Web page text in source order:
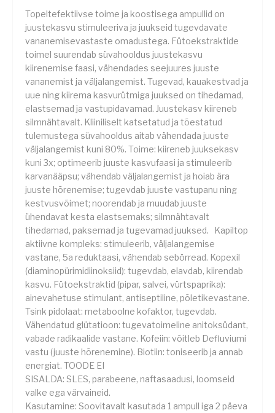
Topeltefektiivse toime ja koostisega ampullid on
juustekasvu stimuleeriva ja juukseid tugevdavate
vananemisevastaste omadustega. Fütoekstraktide
toimel suurendab süvahooldus juustekasvu
kiirenemise faasi, vähendades seejuures juuste
vananemist ja väljalangemist. Tugevad, kauakestvad ja
uue ning kiirema kasvurütmiga juuksed on tihedamad,
elastsemad ja vastupidavamad. Juustekasv kiireneb
silmnähtavalt. Kliiniliselt katsetatud ja tõestatud
tulemustega süvahooldus aitab vähendada juuste
väljalangemist kuni 80%. Toime: kiireneb juuksekasv
kuni 3x; optimeerib juuste kasvufaasi ja stimuleerib
karvanääpsu; vähendab väljalangemist ja hoiab ära
juuste hõrenemise; tugevdab juuste vastupanu ning
kestvusvõimet; noorendab ja muudab juuste
ühendavat kesta elastsemaks; silmnähtavalt
tihedamad, paksemad ja tugevamad juuksed. Kapiltop
aktiivne kompleks: stimuleerib, väljalangemise
vastane, 5a reduktaasi, vähendab sebörread. Kopexil
(diaminopürimidiinoksiid): tugevdab, elavdab, kiirendab
kasvu. Fütoekstraktid (pipar, salvei, vürtspaprika):
ainevahetuse stimulant, antiseptiline, põletikevastane.
Tsink pidolaat: metaboolne kofaktor, tugevdab.
Vähendatud glütatioon: tugevatoimeline anitoksüdant,
vabade radikaalide vastane. Kofeiin: võitleb Defluviumi
vastu (juuste hõrenemine). Biotiin: toniseerib ja annab
energiat. TOODE EI
SISALDA: SLES, parabeene, naftasaadusi, loomseid
valke ega värvaineid.
Kasutamine: Soovitavalt kasutada 1 ampull iga 2 päeva